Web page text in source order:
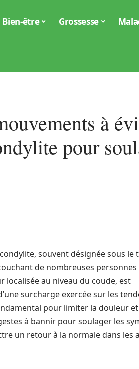
Bien-être Grossesse
à
pour
souvent désignée sous le
de nombreuses
localisée au niveau du coude, est
surcharge exercée sur les
pour limiter la douleur
à bannir pour soulager les
un retour à la normale dans les